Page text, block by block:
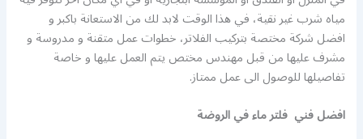
مياه شرب غير نقية، في هذا الوقت لابد لك من الاستعانة باكبر و
افضل شركة مختصة بتركيب الفلاتر، خطوات عمل متقنة و مدروسة و
مشرف عليها من قبل مهندس مختص يتم العمل عليها و خاصة
تفاصيلها للوصول الى عمل ممتاز.
افضل فني فلتر ماء في الروضة